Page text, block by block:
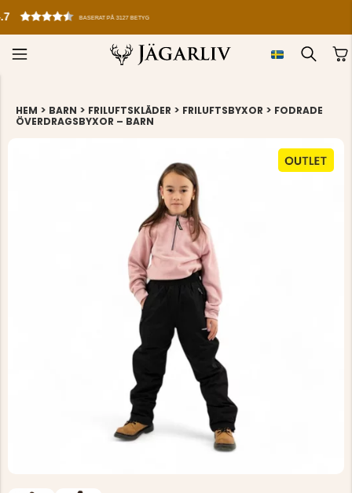
GRATIS FÖRSTA HJÄLPEN-KIT VID KÖP ÖVER
HEM > BARN > FRILUFTSKLÄDER > FRILUFTSBYXOR > FODRADE
ÖVERDRAGSBYXOR – BARN